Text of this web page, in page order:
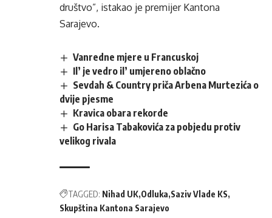
društvo”, istakao je premijer Kantona
Sarajevo.
Vanredne mjere u Francuskoj
Il’ je vedro il’ umjereno oblačno
Sevdah & Country priča Arbena Murtezića o
dvije pjesme
Kravica obara rekorde
Go Harisa Tabakovića za pobjedu protiv
velikog rivala
TAGGED: Nihad UK Odluka Saziv Vlade KS
Skupština Kantona Sarajevo